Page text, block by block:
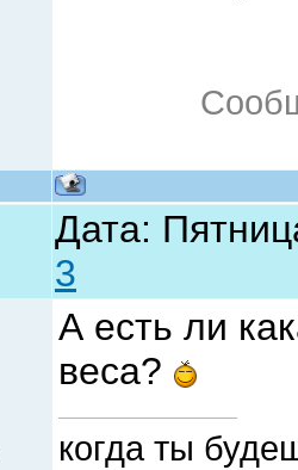
Дата:
3
А есть ли
веса?
когда ты